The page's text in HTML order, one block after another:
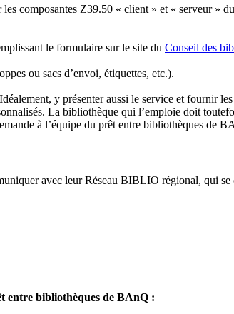
composantes Z39.50 « client » et « serveur »
le formulaire sur le site du Conseil des
ou sacs d’envoi, étiquettes, etc.).
y présenter aussi le service et fournir
La bibliothèque qui l’emploie doit
à l’équipe du prêt entre bibliothèques de
avec leur Réseau BIBLIO régional, qui se
entre bibliothèques de BAnQ :